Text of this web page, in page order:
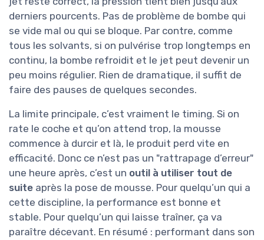
derniers pourcents. Pas de problème de bombe qui
se vide mal ou qui se bloque. Par contre, comme
tous les solvants, si on pulvérise trop longtemps en
continu, la bombe refroidit et le jet peut devenir un
peu moins régulier. Rien de dramatique, il suffit de
faire des pauses de quelques secondes.
La limite principale, c’est vraiment le timing. Si on
rate le coche et qu’on attend trop, la mousse
commence à durcir et là, le produit perd vite en
efficacité. Donc ce n’est pas un "rattrapage d’erreur"
une heure après, c’est un outil à utiliser tout de
suite après la pose de mousse. Pour quelqu’un qui a
cette discipline, la performance est bonne et
stable. Pour quelqu’un qui laisse traîner, ça va
paraître décevant. En résumé : performant dans son